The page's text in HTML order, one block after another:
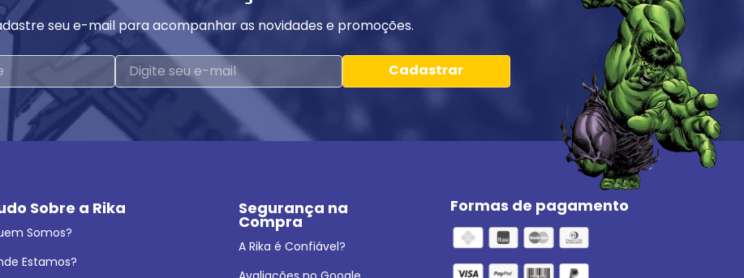
seu e-mail para acompanhar as novidades e promoções.
Cadastrar
Sobre a Rika
Somos?
Estamos?
Segurança na
Compra
A Rika é Confiável?
Formas de pagamento